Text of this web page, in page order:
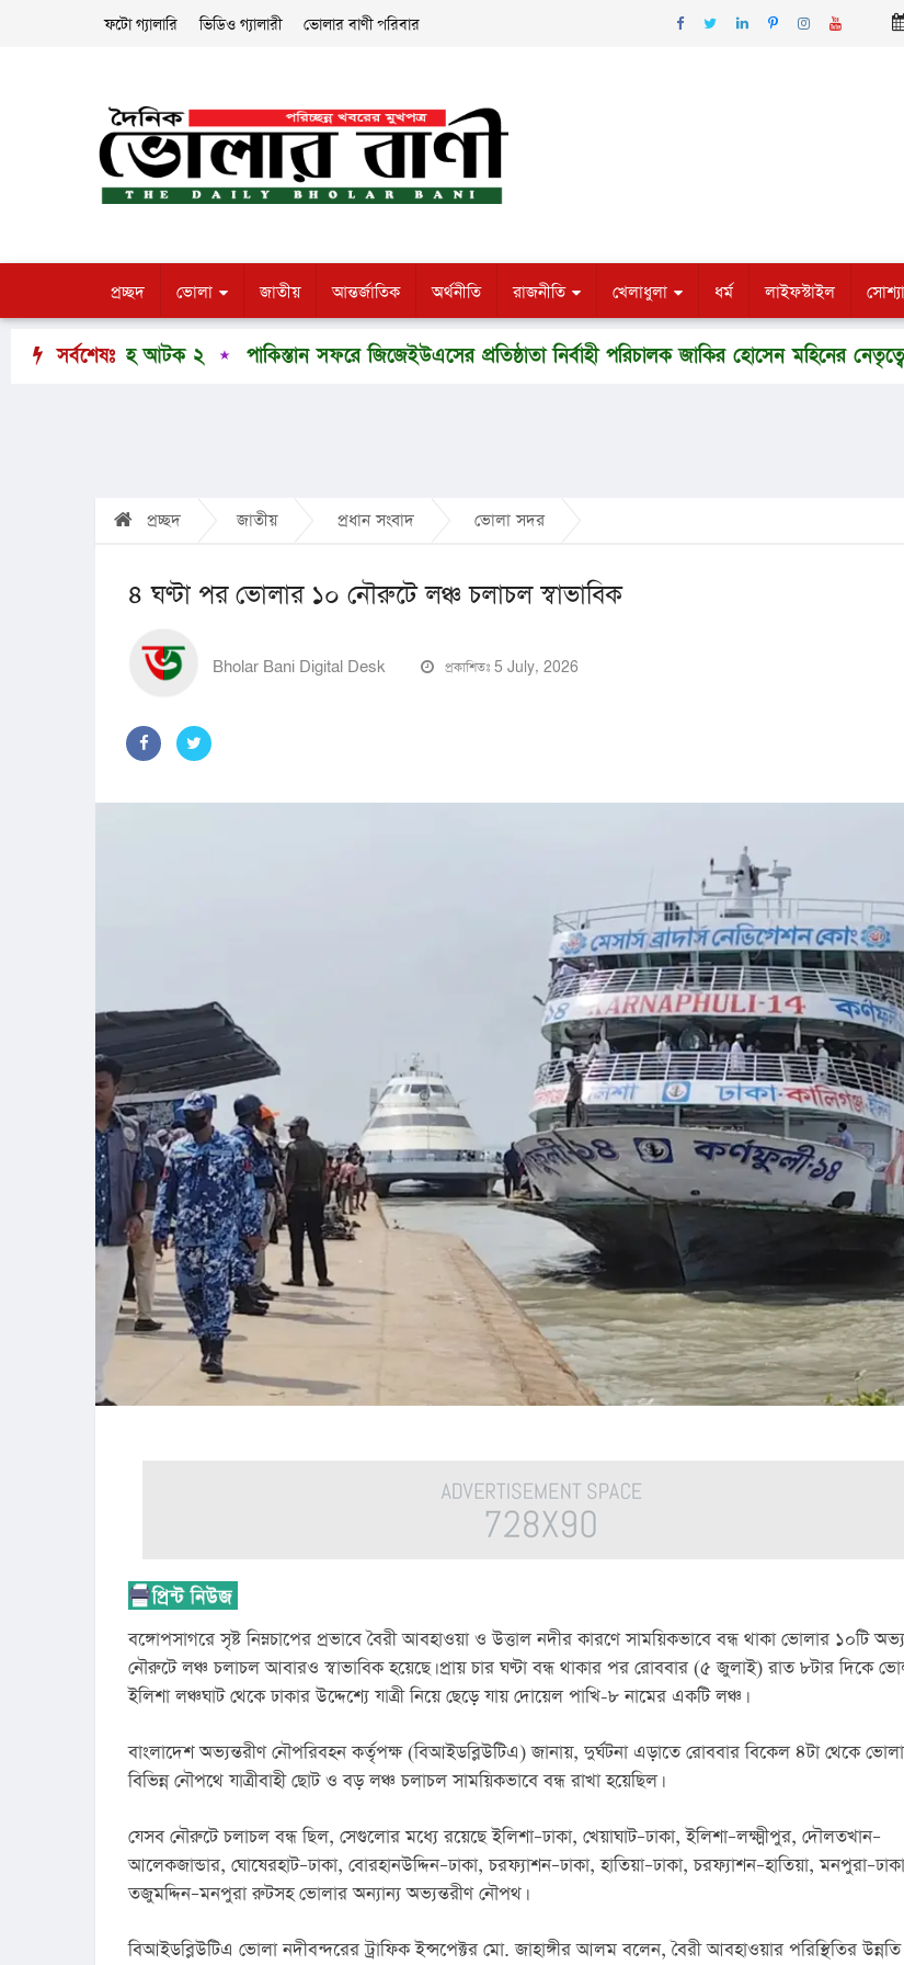
ফটো গ্যালারি ভিডিও গ্যালারী ভোলার বাণী পরিবার
প্রচ্ছদ ভোলা জাতীয় আন্তর্জাতিক অর্থনীতি রাজনীতি খেলাধুলা ধর্ম লাইফস্টাইল
সর্বশেষঃ
ইয়াবাসহ আটক ২ পাকিস্তান সফরে জিজেইউএসের প্রতিষ্ঠাতা নির্বাহী পরিচালক জাকির হোসেন মহিনের নেতৃত্বে ১৯
প্রচ্ছদ জাতীয় প্রধান সংবাদ ভোলা সদর
৪ ঘণ্টা পর ভোলার ১০ নৌরুটে লঞ্চ চলাচল স্বাভাবিক
Bholar Bani Digital Desk প্রকাশিতঃ 5 July, 2026
বঙ্গোপসাগরে সৃষ্ট নিম্নচাপের প্রভাবে বৈরী আবহাওয়া ও উত্তাল নদীর কারণে সাময়িকভাবে বন্ধ থাকা ভোলার ১০টি
নৌরুটে লঞ্চ চলাচল আবারও স্বাভাবিক হয়েছে। প্রায় চার ঘণ্টা বন্ধ থাকার পর রোববার (৫ জুলাই) রাত ৮টার দিকে
ইলিশা লঞ্চঘাট থেকে ঢাকার উদ্দেশ্যে যাত্রী নিয়ে ছেড়ে যায় দোয়েল পাখি-৮ নামের একটি লঞ্চ।
বাংলাদেশ অভ্যন্তরীণ নৌপরিবহন কর্তৃপক্ষ (বিআইডব্লিউটিএ) জানায়, দুর্ঘটনা এড়াতে রোববার বিকেল ৪টা থেকে
বিভিন্ন নৌপথে যাত্রীবাহী ছোট ও বড় লঞ্চ চলাচল সাময়িকভাবে বন্ধ রাখা হয়েছিল।
যেসব নৌরুটে চলাচল বন্ধ ছিল, সেগুলোর মধ্যে রয়েছে ইলিশা–ঢাকা, খেয়াঘাট–ঢাকা, ইলিশা–লক্ষ্মীপুর, দৌলতখান–
আলেকজান্ডার, ঘোষেরহাট–ঢাকা, বোরহানউদ্দিন–ঢাকা, চরফ্যাশন–ঢাকা, হাতিয়া–ঢাকা, চরফ্যাশন–হাতিয়া,
তজুমদ্দিন–মনপুরা রুটসহ ভোলার অন্যান্য অভ্যন্তরীণ নৌপথ।
বিআইডব্লিউটিএ ভোলা নদীবন্দরের ট্রাফিক ইন্সপেক্টর মো. জাহাঙ্গীর আলম বলেন, বৈরী আবহাওয়ার পরিস্থিতির